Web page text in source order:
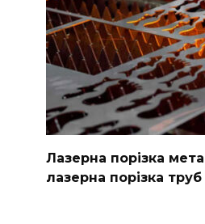
Лазерна порізка
лазерна порізка труб